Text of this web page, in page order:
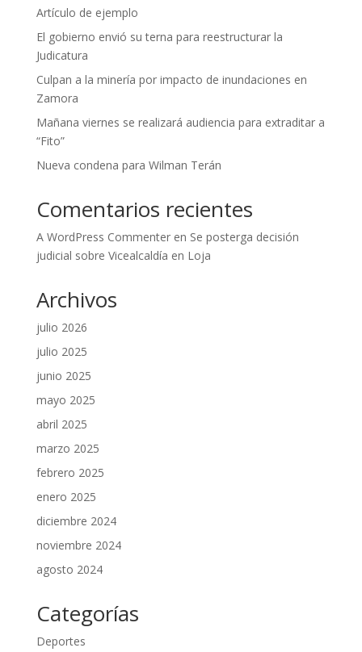
Artículo de ejemplo
El gobierno envió su terna para reestructurar la
Judicatura
Culpan a la minería por impacto de inundaciones en
Zamora
Mañana viernes se realizará audiencia para extraditar a
“Fito”
Nueva condena para Wilman Terán
Comentarios recientes
A WordPress Commenteren Se posterga decisión
judicial sobre Vicealcaldía en Loja
Archivos
julio 2026
julio 2025
junio 2025
mayo 2025
abril 2025
marzo 2025
febrero 2025
enero 2025
diciembre 2024
noviembre 2024
agosto 2024
Categorías
Deportes